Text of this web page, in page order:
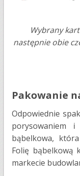
Wybrany
następnie obie
Pakowanie
Odpowiednie
porysowaniem
bąbelkowa,
Folię bąbelkową
markecie